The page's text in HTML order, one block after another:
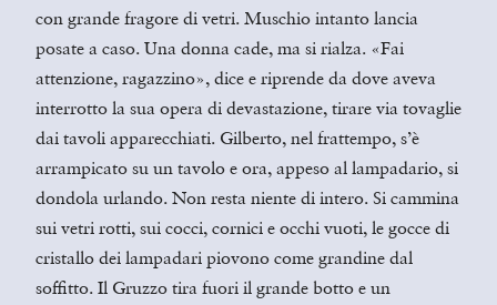
con grande fragore di vetri. Muschio intanto lancia
posate a caso. Una donna cade, ma si rialza. «Fai
attenzione, ragazzino», dice e riprende da dove aveva
interrotto la sua opera di devastazione, tirare via tovaglie
dai tavoli apparecchiati. Gilberto, nel frattempo, s’è
arrampicato su un tavolo e ora, appeso al lampadario, si
dondola urlando. Non resta niente di intero. Si cammina
sui vetri rotti, sui cocci, cornici e occhi vuoti, le gocce di
cristallo dei lampadari piovono come grandine dal
soffitto. Il Gruzzo tira fuori il grande botto e un